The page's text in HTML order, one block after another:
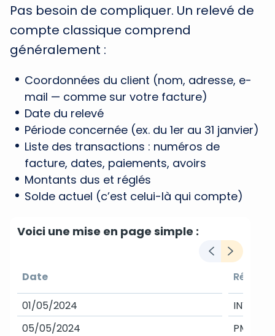
Pas besoin de compliquer. Un relevé de
compte classique comprend
généralement :
Coordonnées du client (nom, adresse, e-
mail — comme sur votre facture)
Date du relevé
Période concernée (ex. du 1er au 31 janvier)
Liste des transactions : numéros de
facture, dates, paiements, avoirs
Montants dus et réglés
Solde actuel (c’est celui-là qui compte)
Voici une mise en page simple :
Date
01/05/2024
05/05/2024
INV-2201
PMT-